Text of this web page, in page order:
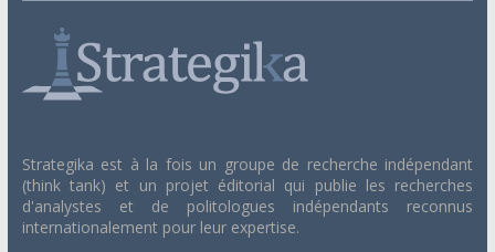
Strategika est à la fois un groupe de recherche indépendant
(think tank) et un projet éditorial qui publie les recherches
d'analystes et de politologues indépendants reconnus
internationalement pour leur expertise.